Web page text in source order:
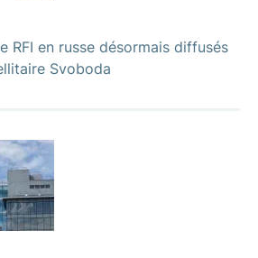
RFI en russe désormais diffusés
Svoboda